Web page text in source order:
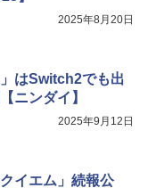
2025年8月20日
」はSwitch2でも出
ニンダイ】
2025年9月12日
イエム」続報公